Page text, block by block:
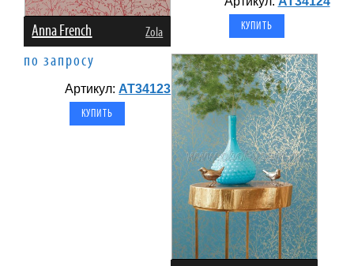
Anna French Zola
по запросу
Артикул: AT34123